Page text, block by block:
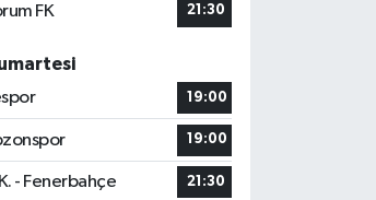
FK
21:30
19:00
19:00
- Fenerbahçe 21:30